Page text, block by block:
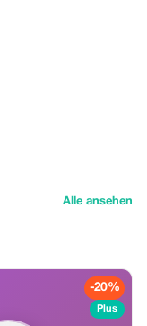
Alle ansehen
-20%
Plus